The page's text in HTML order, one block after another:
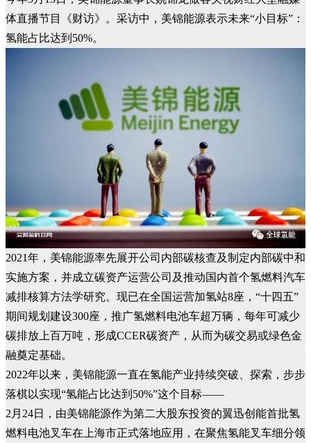
体直播节目《财访》。采访中，美锦能源表示未来“小目标”：
氢能占比达到50%。
2021年，美锦能源率先展开公司内部碳核查及制定内部碳中和
实施方案，并成立碳资产运营公司及推动国内首个氢燃料汽车
减排核算方法学研究。现已在全国运营加氢站8座，“十四五”
期间规划建设300座，推广氢燃料电池车超万辆，每年可减少
碳排放上百万吨，形成CCER碳资产，从而为碳交易或绿色金
融奠定基础。
2022年以来，美锦能源一直在氢能产业持续突破、探索，步步
落棋以实现“氢能占比达到50%”这个目标——
2月24日，由美锦能源作为第二大股东投资的翼迅创能首批氢
燃料电池叉车在上海市正式落地应用，在聚焦氢能叉车细分领